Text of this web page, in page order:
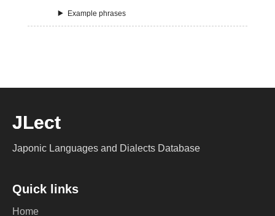
Example phrases
JLect
Japonic Languages and Dialects Database
Quick links
Home